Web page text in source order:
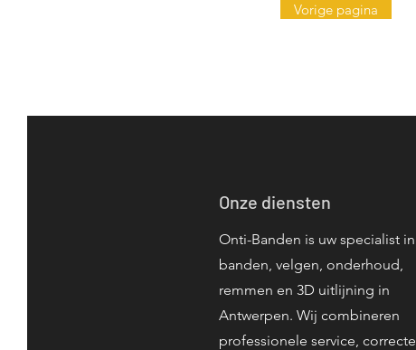
Vorige pagina
Onze diensten
Onti-Banden is uw specialist in
banden, velgen, onderhoud,
remmen en 3D uitlijning in
Antwerpen. Wij combineren
professionele service, correcte